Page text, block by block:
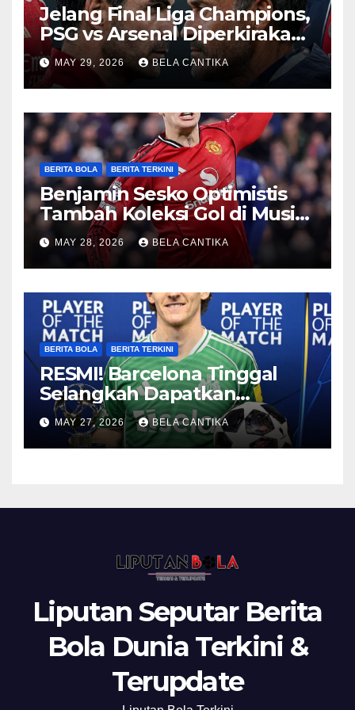
Jelang Final Liga Champions,
PSG vs Arsenal Diperkirakan
Sengit
MAY 29, 2026 BELA CANTIKA
BERITA BOLA BERITA TERKINI
Benjamin Sesko Optimistis
Tambah Koleksi Gol di Musim
2026/27
MAY 28, 2026 BELA CANTIKA
BERITA BOLA BERITA TERKINI
RESMI! Barcelona Tinggal
Selangkah Dapatkan
Anthony Gordon
MAY 27, 2026 BELA CANTIKA
Liputan Seputar Berita
Bola Dunia Terkini &
Terupdate